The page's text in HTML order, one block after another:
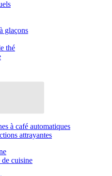
glaçons
thé
à café automatiques
attrayantes
de cuisine